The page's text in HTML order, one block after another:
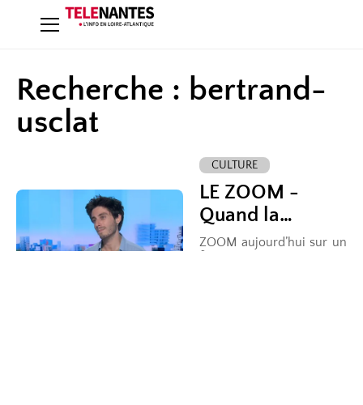
Recherche : bertrand-
usclat